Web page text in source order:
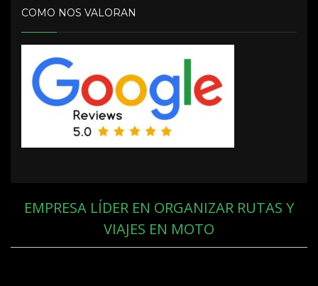
COMO NOS VALORAN
EMPRESA LÍDER EN ORGANIZAR RUTAS Y
VIAJES EN MOTO